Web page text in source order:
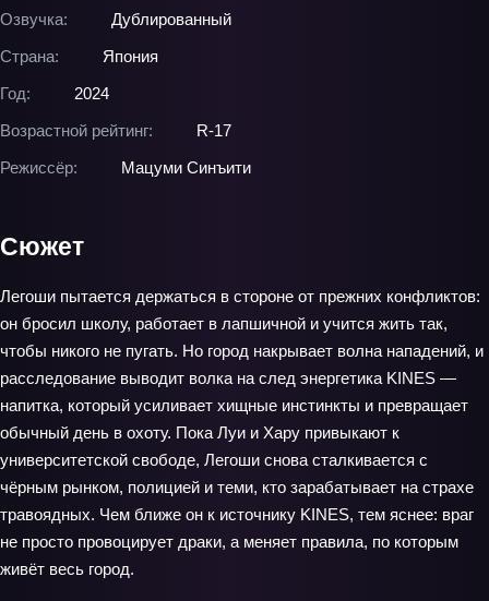
Озвучка:
Дублированный
Страна:
Япония
Год:
2024
Возрастной рейтинг:
R-17
Режиссёр:
Мацуми Синъити
Сюжет
Легоши пытается держаться в стороне от прежних конфликтов:
он бросил школу, работает в лапшичной и учится жить так,
чтобы никого не пугать. Но город накрывает волна нападений, и
расследование выводит волка на след энергетика KINES —
напитка, который усиливает хищные инстинкты и превращает
обычный день в охоту. Пока Луи и Хару привыкают к
университетской свободе, Легоши снова сталкивается с
чёрным рынком, полицией и теми, кто зарабатывает на страхе
травоядных. Чем ближе он к источнику KINES, тем яснее: враг
не просто провоцирует драки, а меняет правила, по которым
живёт весь город.